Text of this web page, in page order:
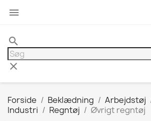

search
clear
Forside Beklædning Arbejdstøj
Industri
Regntøj Øvrigt regntøj